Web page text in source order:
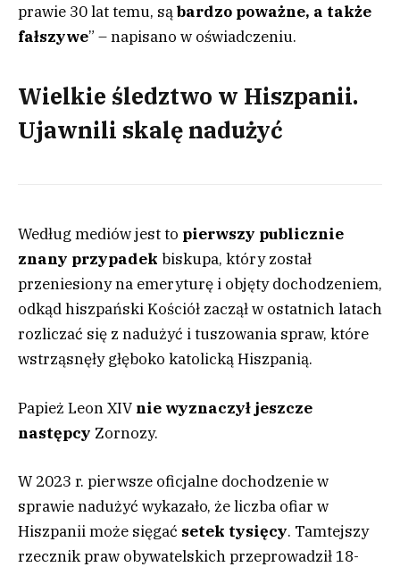
prawie 30 lat temu, sąbardzo poważne, a także
fałszywe” – napisano w oświadczeniu.
Wielkie śledztwo w Hiszpanii.
Ujawnili skalę nadużyć
Według mediów jest to pierwszy publicznie
znany przypadek biskupa, który został
przeniesiony na emeryturę i objęty dochodzeniem,
odkąd hiszpański Kościół zaczął w ostatnich latach
rozliczać się z nadużyć i tuszowania spraw, które
wstrząsnęły głęboko katolicką Hiszpanią.
Papież Leon XIV nie wyznaczył jeszcze
następcy Zornozy.
W 2023 r. pierwsze oficjalne dochodzenie w
sprawie nadużyć wykazało, że liczba ofiar w
Hiszpanii może sięgać setek tysięcy. Tamtejszy
rzecznik praw obywatelskich przeprowadził 18-